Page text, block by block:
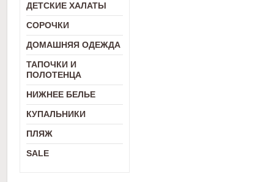
ДЕТСКИЕ ХАЛАТЫ
СОРОЧКИ
ДОМАШНЯЯ ОДЕЖДА
ТАПОЧКИ И
ПОЛОТЕНЦА
НИЖНЕЕ БЕЛЬЕ
КУПАЛЬНИКИ
ПЛЯЖ
SALE